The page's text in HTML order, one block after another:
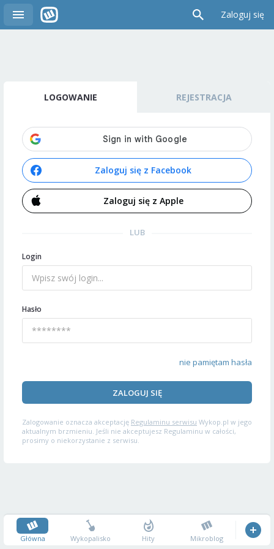
Zaloguj się
LOGOWANIE REJESTRACJA
Zaloguj się z Facebook
Zaloguj się z Apple
LUB
Login
Hasło
nie pamiętam hasła
ZALOGUJ SIĘ
Zalogowanie oznacza akceptację Regulaminu serwisu Wykop.pl w jego
aktualnym brzmieniu. Jeśli nie akceptujesz Regulaminu w całości,
prosimy o niekorzystanie z serwisu.
Główna Wykopalisko Hity Mikroblog